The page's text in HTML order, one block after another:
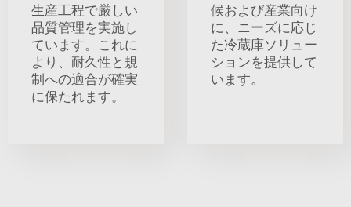
生産工程で厳しい
品質管理を実施し
ています。これに
より、耐久性と規
制への適合が確実
に保たれます。
候および産業向け
に、ニーズに応じ
た冷蔵庫ソリュー
ションを提供して
います。